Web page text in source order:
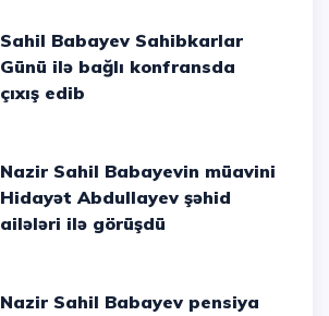
Sahil Babayev Sahibkarlar
Günü ilə bağlı konfransda
çıxış edib
Nazir Sahil Babayevin müavini
Hidayət Abdullayev şəhid
ailələri ilə görüşdü
Nazir Sahil Babayev pensiya